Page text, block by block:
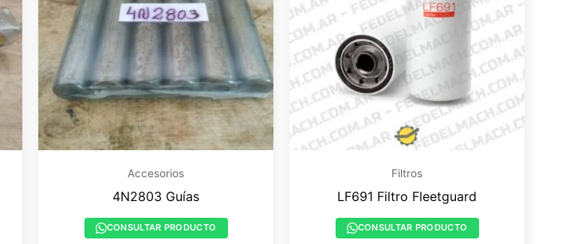
Accesorios
4N2803 Guías
CONSULTAR PRODUCTO
Filtros
LF691 Filtro Fleetguard
CONSULTAR PRODUCTO